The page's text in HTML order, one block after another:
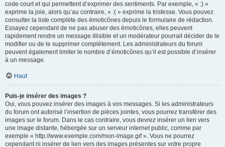
code court et qui permettent d’exprimer des sentiments. Par exemple, « :) »
exprime la joie, alors qu’au contraire, « :( » exprime la tristesse. Vous pouvez
consulter la liste complète des émoticônes depuis le formulaire de rédaction.
Essayez cependant de ne pas abuser des émoticônes, elles peuvent
rapidement rendre un message illisible et un modérateur pourrait décider de le
modifier ou de le supprimer complètement. Les administrateurs du forum
peuvent également limiter le nombre d’émoticônes qu’il est possible d’insérer
à un message.
Haut
Puis-je insérer des images ?
Oui, vous pouvez insérer des images à vos messages. Si les administrateurs
du forum ont autorisé l’insertion de pièces jointes, vous pourrez transférer des
images sur le forum. Dans le cas contraire, vous devrez insérer un lien vers
une image distante, hébergée sur un serveur internet public, comme par
exemple « http://www.exemple.com/mon-image.gif ». Vous ne pourrez
cependant ni insérer de lien vers des images présentes sur votre propre